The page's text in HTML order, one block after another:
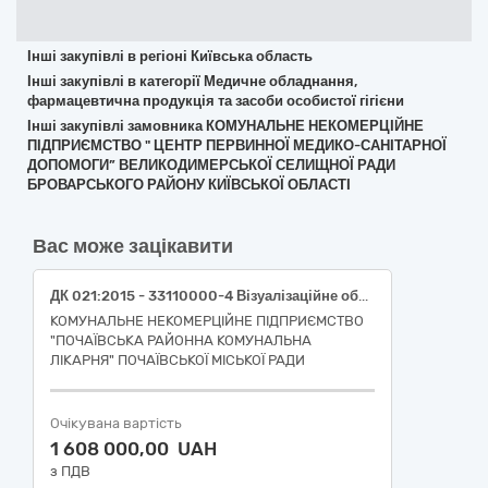
Інші закупівлі в регіоні Київська область
Інші закупівлі в категорії Медичне обладнання,
фармацевтична продукція та засоби особистої гігієни
Інші закупівлі замовника КОМУНАЛЬНЕ НЕКОМЕРЦІЙНЕ
ПІДПРИЄМСТВО " ЦЕНТР ПЕРВИННОЇ МЕДИКО-САНІТАРНОЇ
ДОПОМОГИ” ВЕЛИКОДИМЕРСЬКОЇ СЕЛИЩНОЇ РАДИ
БРОВАРСЬКОГО РАЙОНУ КИЇВСЬКОЇ ОБЛАСТІ
Вас може зацікавити
ДК 021:2015 - 33110000-4 Візуалізаційне обладнання для потреб медицини, стоматології та ветеринарної медицини (Стаціонарний ультразвуковий апарат) (НК 024:2023 «Класифікатор медичних виробів» – 40761 Загальноприйнята ультразвукова система візуалізації; НК 031:2024 «Національна номенклатура медичних виробів» - Z11040104 МУЛЬТИДИСЦИПЛІНАРНІ УЛЬТРАЗВУКОВІ СКАНЕРИ (ВНУТРІШНІ ОРГАНИ І КАРДІОЛОГІЯ ТОЩО))
КОМУНАЛЬНЕ НЕКОМЕРЦІЙНЕ ПІДПРИЄМСТВО
"ПОЧАЇВСЬКА РАЙОННА КОМУНАЛЬНА
ЛІКАРНЯ" ПОЧАЇВСЬКОЇ МІСЬКОЇ РАДИ
Очікувана вартість
1 608 000,00 UAH
з ПДВ